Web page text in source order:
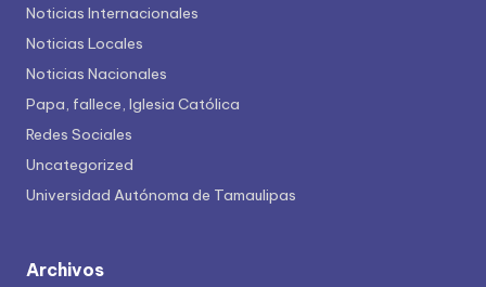
Noticias Internacionales
Noticias Locales
Noticias Nacionales
Papa, fallece, Iglesia Católica
Redes Sociales
Uncategorized
Universidad Autónoma de Tamaulipas
Archivos